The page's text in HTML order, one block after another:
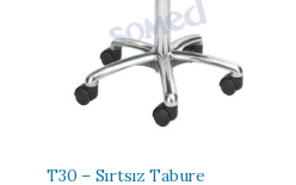
T30 – Sırtsız Tabure